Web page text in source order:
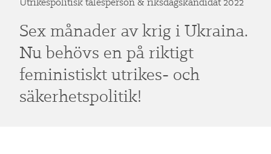
Sex månader av krig i Ukraina.
Nu behövs en på riktigt
feministiskt utrikes- och
säkerhetspolitik!